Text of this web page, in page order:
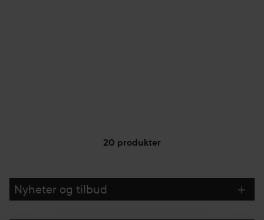
20 produkter
Nyheter og tilbud